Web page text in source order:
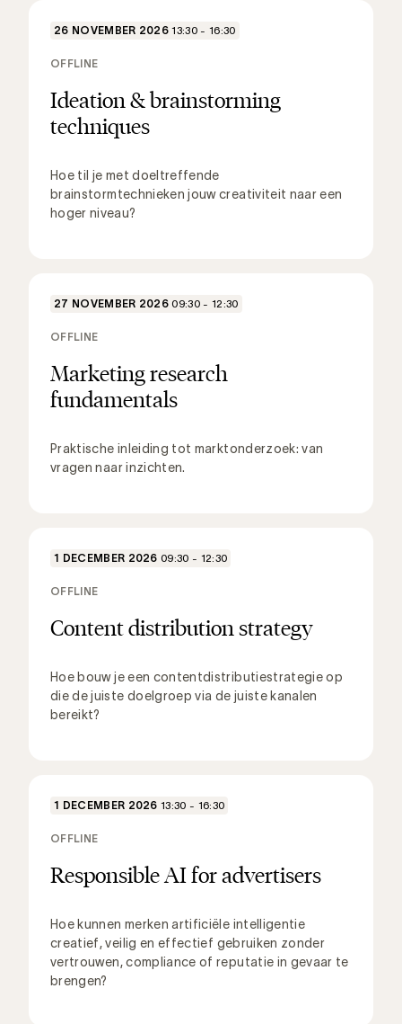
Ideation & brainstorming
techniques
Hoe til je met doeltreffende
brainstormtechnieken jouw creativiteit naar een
hoger niveau?
26 NOVEMBER 2026 13:30 - 16:30
OFFLINE
Marketing research
fundamentals
Praktische inleiding tot marktonderzoek: van
vragen naar inzichten.
27 NOVEMBER 2026 09:30 - 12:30
OFFLINE
Content distribution strategy
Hoe bouw je een contentdistributiestrategie op
die de juiste doelgroep via de juiste kanalen
bereikt?
1 DECEMBER 2026 09:30 - 12:30
OFFLINE
Responsible AI for advertisers
Hoe kunnen merken artificiële intelligentie
creatief, veilig en effectief gebruiken zonder
vertrouwen, compliance of reputatie in gevaar te
brengen?
1 DECEMBER 2026 13:30 - 16:30
OFFLINE